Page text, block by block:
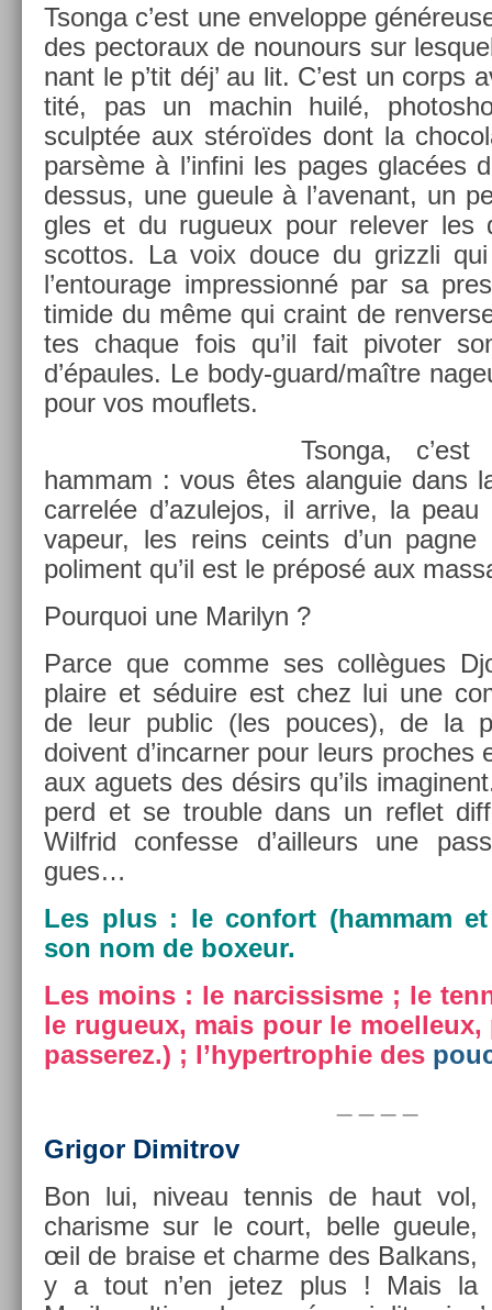
Tson­ga c’est une en­velop­pe
des pec­toraux de nounours sur
nant le p’tit déj’ au lit. C’est un corps
tité, pas un mac­hin huilé,
sculptée aux stéroïdes dont la
parsème à l’in­fini les pages glacées
dessus, une gueule à l’avenant, un
gles et du rugueux pour re­lev­er les
scot­tos. La voix douce du grizzli
l’en­tourage im­pres­sionné par sa
timide du même qui craint de
tes chaque fois qu’il fait pivot­er
d’épaules. Le body-guard/maître
pour vos mouf­lets.
Tson­ga,
ham­mam : vous êtes al­an­guie dans
car­relée d’azulejos, il ar­rive, la
vapeur, les reins ceints d’un
poli­ment qu’il est le préposé aux
Pour­quoi une Marilyn ?
Parce que comme ses collègues
plaire et séduire est chez lui une
de leur pub­lic (les pouces), de la
doivent d’in­carn­er pour leurs pro­ches
aux aguets des désirs qu’ils
perd et se troub­le dans un re­flet
Wilfrid con­fes­se d’ail­leurs une
gues…
Les plus : le con­fort (ham­mam
son nom de boxeur.
Les moins : le nar­cissis­me ; le
le rugueux, mais pour le
pas­serez.) ; l’hypertrop­hie des
Grigor Di­mit­rov
Bon lui, niveau ten­nis de haut vol,
charis­me sur le court, belle gueule,
œil de bra­ise et char­me des Bal­kans,
y a tout n’en jetez plus ! Mais la